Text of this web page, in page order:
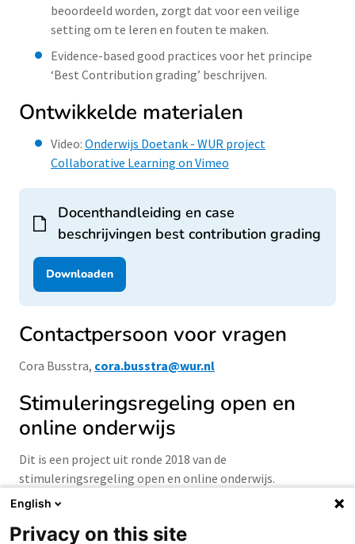
beoordeeld worden, zorgt dat voor een veilige
setting om te leren en fouten te maken.
Evidence-based good practices voor het principe
‘Best Contribution grading’ beschrijven.
Ontwikkelde materialen
Video: Onderwijs Doetank - WUR project
Collaborative Learning on Vimeo
Docenthandleiding en case
beschrijvingen best contribution grading
Downloaden
Contactpersoon voor vragen
Cora Busstra, cora.busstra@wur.nl
Stimuleringsregeling open en
online onderwijs
Dit is een project uit ronde 2018 van de
stimuleringsregeling open en online onderwijs.
English
Privacy on this site